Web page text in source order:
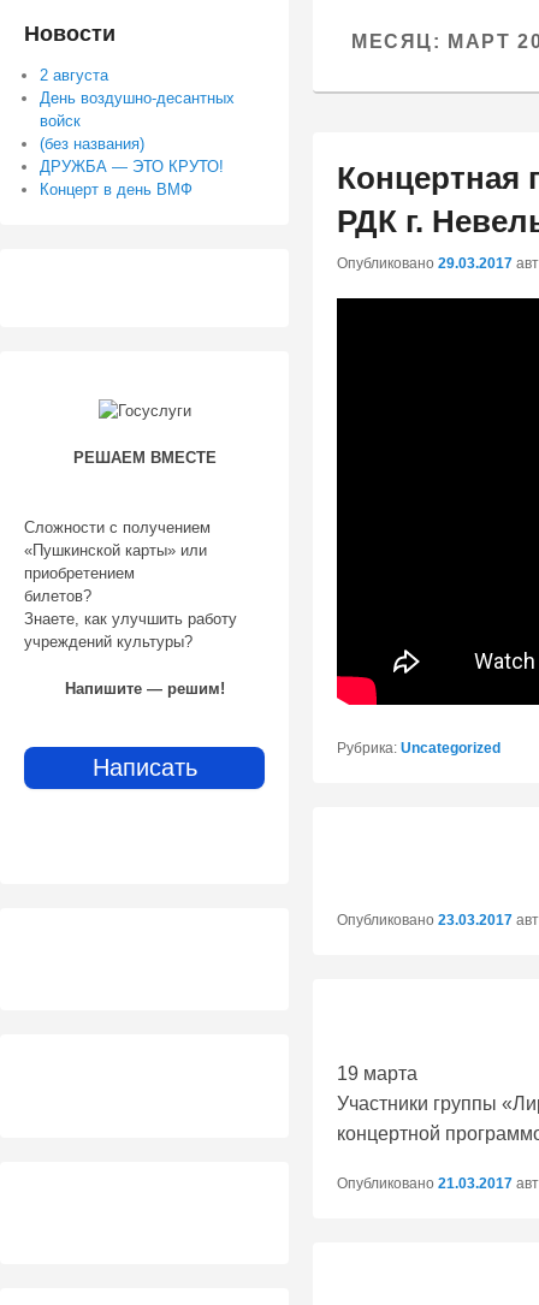
МЕСЯЦ: МАРТ
Концертная
РДК г.
Опубликовано 29.03.2017
Рубрика: Uncategorized
Опубликовано 23.03.2017
19 марта
Участники группы
концертной
Опубликовано 21.03.2017
Новости
2 августа
День воздушно-десантных
войск
(без названия)
ДРУЖБА — ЭТО КРУТО!
Концерт в день ВМФ
РЕШАЕМ ВМЕСТЕ
Сложности с получением
«Пушкинской карты» или
приобретением
билетов?
Знаете, как улучшить работу
учреждений культуры?
Напишите — решим!
Написать